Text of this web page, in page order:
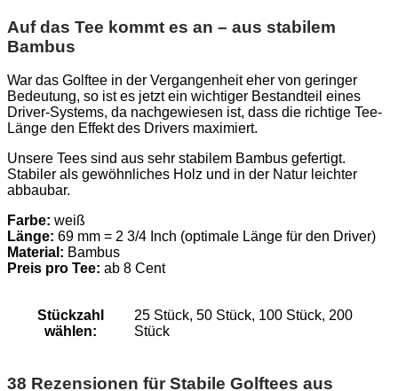
Auf das Tee kommt es an – aus stabilem
Bambus
War das Golftee in der Vergangenheit eher von geringer
Bedeutung, so ist es jetzt ein wichtiger Bestandteil eines
Driver-Systems, da nachgewiesen ist, dass die richtige Tee-
Länge den Effekt des Drivers maximiert.
Unsere Tees sind aus sehr stabilem Bambus gefertigt.
Stabiler als gewöhnliches Holz und in der Natur leichter
abbaubar.
Farbe: weiß
Länge: 69 mm = 2 3/4 Inch (optimale Länge für den Driver)
Material: Bambus
Preis pro Tee: ab 8 Cent
Stückzahl
wählen:
25 Stück, 50 Stück, 100 Stück, 200
Stück
38 Rezensionen fürStabile Golftees aus